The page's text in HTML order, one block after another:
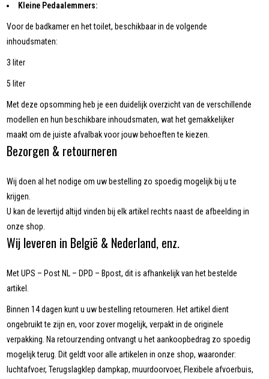
Kleine Pedaalemmers:
Voor de badkamer en het toilet, beschikbaar in de volgende
inhoudsmaten:
3 liter
5 liter
Met deze opsomming heb je een duidelijk overzicht van de verschillende
modellen en hun beschikbare inhoudsmaten, wat het gemakkelijker
maakt om de juiste afvalbak voor jouw behoeften te kiezen.
Bezorgen & retourneren
Wij doen al het nodige om uw bestelling zo spoedig mogelijk bij u te
krijgen.
U kan de levertijd altijd vinden bij elk artikel rechts naast de afbeelding in
onze shop.
Wij leveren in België & Nederland, enz.
Met UPS – Post NL – DPD – Bpost, dit is afhankelijk van het bestelde
artikel.
Binnen 14 dagen kunt u uw bestelling retourneren. Het artikel dient
ongebruikt te zijn en, voor zover mogelijk, verpakt in de originele
verpakking. Na retourzending ontvangt u het aankoopbedrag zo spoedig
mogelijk terug. Dit geldt voor alle artikelen in onze shop, waaronder:
luchtafvoer, Terugslagklep dampkap, muurdoorvoer, Flexibele afvoerbuis,